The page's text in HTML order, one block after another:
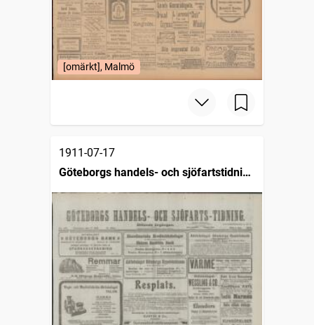
[omärkt], Malmö
1911-07-17
Göteborgs handels- och sjöfartstidning
(1832)